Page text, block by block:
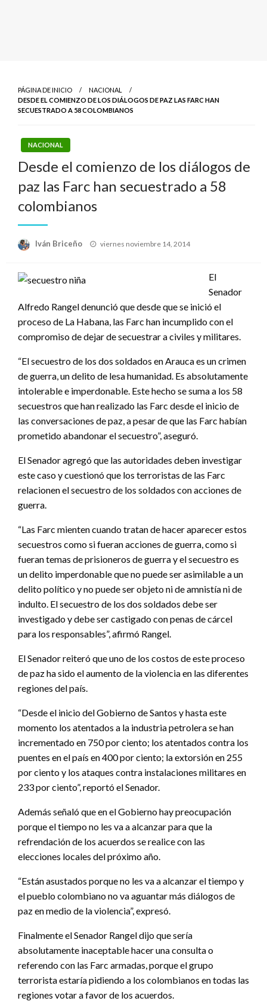
PÁGINA DE INICIO
NACIONAL
DESDE EL COMIENZO DE LOS DIÁLOGOS DE PAZ LAS FARC HAN
SECUESTRADO A 58 COLOMBIANOS
NACIONAL
Desde el comienzo de los diálogos de
paz las Farc han secuestrado a 58
colombianos
Iván Briceño
Publicado
viernes noviembre 14, 2014
El
Senador
Alfredo Rangel denunció que desde que se inició el
proceso de La Habana, las Farc han incumplido con el
compromiso de dejar de secuestrar a civiles y militares.
“El secuestro de los dos soldados en Arauca es un crimen
de guerra, un delito de lesa humanidad. Es absolutamente
intolerable e imperdonable. Este hecho se suma a los 58
secuestros que han realizado las Farc desde el inicio de
las conversaciones de paz, a pesar de que las Farc habían
prometido abandonar el secuestro”, aseguró.
El Senador agregó que las autoridades deben investigar
este caso y cuestionó que los terroristas de las Farc
relacionen el secuestro de los soldados con acciones de
guerra.
“Las Farc mienten cuando tratan de hacer aparecer estos
secuestros como si fueran acciones de guerra, como si
fueran temas de prisioneros de guerra y el secuestro es
un delito imperdonable que no puede ser asimilable a un
delito político y no puede ser objeto ni de amnistía ni de
indulto. El secuestro de los dos soldados debe ser
investigado y debe ser castigado con penas de cárcel
para los responsables”, afirmó Rangel.
El Senador reiteró que uno de los costos de este proceso
de paz ha sido el aumento de la violencia en las diferentes
regiones del país.
“Desde el inicio del Gobierno de Santos y hasta este
momento los atentados a la industria petrolera se han
incrementado en 750 por ciento; los atentados contra los
puentes en el país en 400 por ciento; la extorsión en 255
por ciento y los ataques contra instalaciones militares en
233 por ciento”, reportó el Senador.
Además señaló que en el Gobierno hay preocupación
porque el tiempo no les va a alcanzar para que la
refrendación de los acuerdos se realice con las
elecciones locales del próximo año.
“Están asustados porque no les va a alcanzar el tiempo y
el pueblo colombiano no va aguantar más diálogos de
paz en medio de la violencia”, expresó.
Finalmente el Senador Rangel dijo que sería
absolutamente inaceptable hacer una consulta o
referendo con las Farc armadas, porque el grupo
terrorista estaría pidiendo a los colombianos en todas las
regiones votar a favor de los acuerdos.